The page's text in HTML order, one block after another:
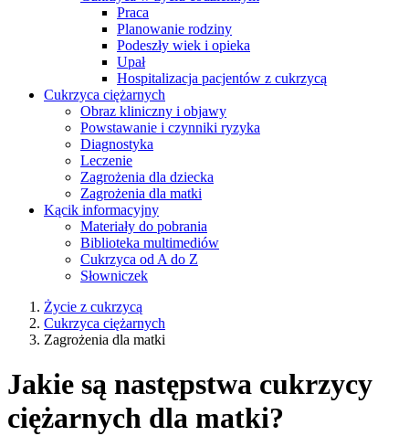
Praca
Planowanie rodziny
Podeszły wiek i opieka
Upał
Hospitalizacja pacjentów z cukrzycą
Cukrzyca ciężarnych
Obraz kliniczny i objawy
Powstawanie i czynniki ryzyka
Diagnostyka
Leczenie
Zagrożenia dla dziecka
Zagrożenia dla matki
Kącik informacyjny
Materiały do pobrania
Biblioteka multimediów
Cukrzyca od A do Z
Słowniczek
Życie z cukrzycą
Cukrzyca ciężarnych
Zagrożenia dla matki
Jakie są następstwa cukrzycy
ciężarnych dla matki?